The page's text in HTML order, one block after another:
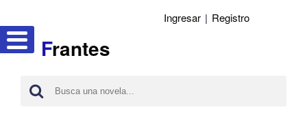
Frantes
Ingresar | Registro